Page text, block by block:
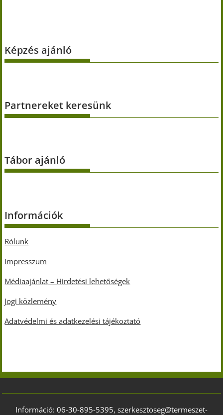
Képzés ajánló
Partnereket keresünk
Tábor ajánló
Információk
Rólunk
Impresszum
Médiaajánlat – Hirdetési lehetőségek
Jogi közlemény
Adatvédelmi és adatkezelési tájékoztató
Információ: 06-30-895-5395, szerkesztoseg@termeszet-